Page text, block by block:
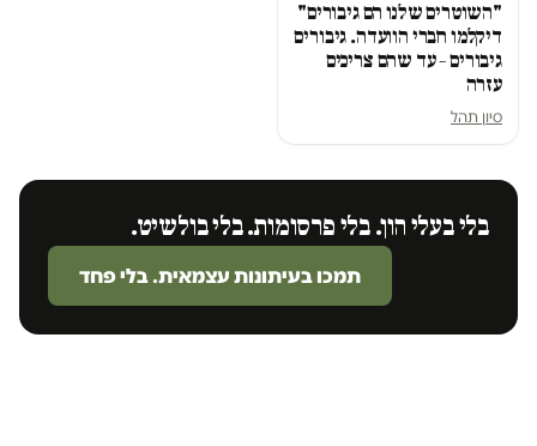
"השוטרים שלנו הם גיבורים"
דיקלמו חברי הוועדה. גיבורים
גיבורים – עד שהם צריכים
עזרה
סיון תהל
בלי בעלי הון. בלי פרסומות. בלי בולשיט.
תמכו בעיתונות עצמאית. בלי פחד